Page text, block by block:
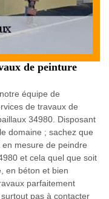
de peinture
équipe de
de travaux de
34980. Disposant
domaine ; sachez que
mesure de peindre
et cela quel que soit
en béton et bien
parfaitement
pas à contacter